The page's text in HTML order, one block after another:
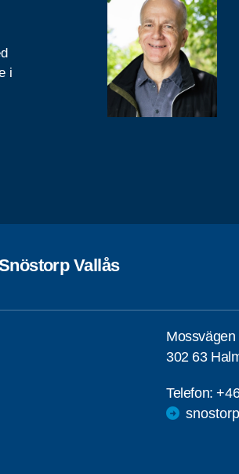
i
Vallås
Mossvägen
302 63
Telefon: